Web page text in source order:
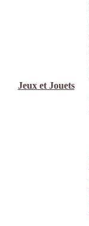
Jeux et Jouets